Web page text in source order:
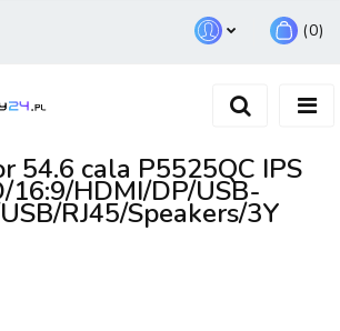
Zarejestruj się
(0)
54.6 cala P5525QC IPS
16:9/HDMI/DP/USB-
RJ45/Speakers/3Y